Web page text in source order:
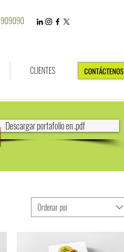
CLIENTES CONTÁCTENOS
Descargar portafolio en .pdf
Ordenar por